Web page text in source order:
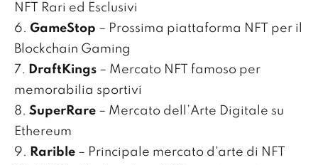
NFT Rari ed Esclusivi
6. GameStop – Prossima piattaforma NFT per il
Blockchain Gaming
7. DraftKings – Mercato NFT famoso per
memorabilia sportivi
8. SuperRare – Mercato dell’Arte Digitale su
Ethereum
9. Rarible – Principale mercato d'arte di NFT